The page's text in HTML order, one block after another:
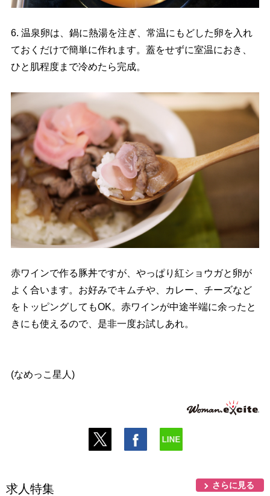
6. 温泉卵は、鍋に熱湯を注ぎ、常温にもどした卵を入れ
ておくだけで簡単に作れます。蓋をせずに室温におき、
ひと肌程度まで冷めたら完成。
赤ワインで作る豚丼ですが、やっぱり紅ショウガと卵が
よく合います。お好みでキムチや、カレー、チーズなど
をトッピングしてもOK。赤ワインが中途半端に余ったと
きにも使えるので、是非一度お試しあれ。
(なめっこ星人)
求人特集 さらに見る